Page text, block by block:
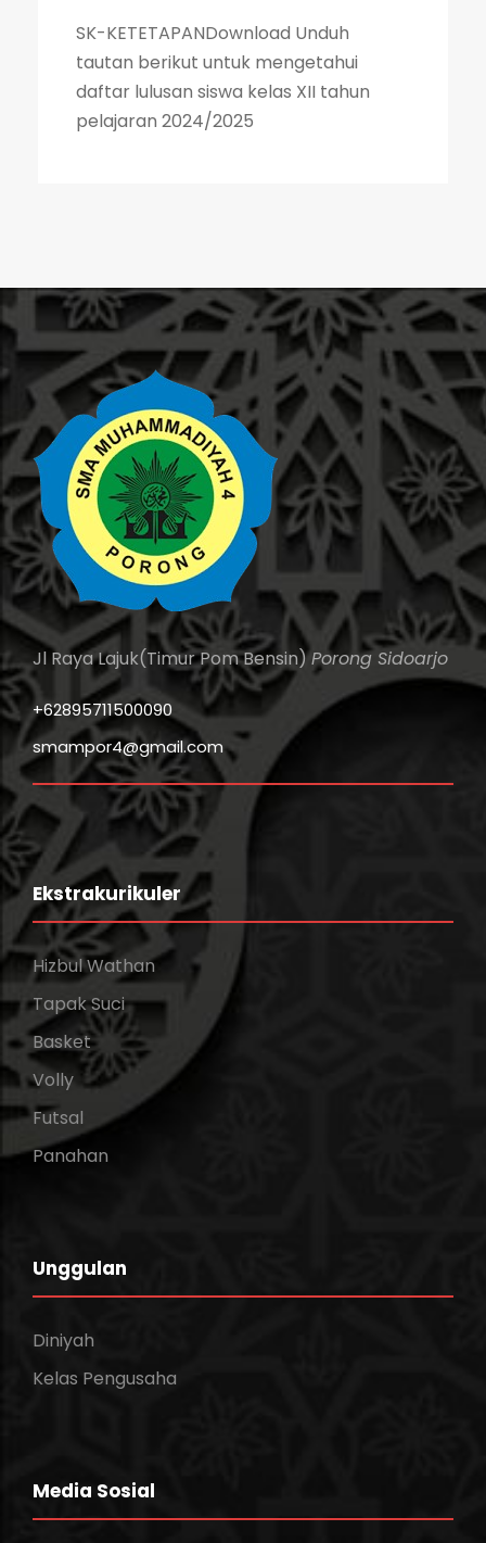
SK-KETETAPANDownload Unduh
tautan berikut untuk mengetahui
daftar lulusan siswa kelas XII tahun
pelajaran 2024/2025
Jl Raya Lajuk(Timur Pom Bensin)Porong Sidoarjo
+62895711500090
smampor4@gmail.com
Ekstrakurikuler
Hizbul Wathan
Tapak Suci
Basket
Volly
Futsal
Panahan
Unggulan
Diniyah
Kelas Pengusaha
Media Sosial